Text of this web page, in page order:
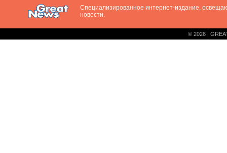
Специализированное интернет-издание,
новости.
© 2026 |